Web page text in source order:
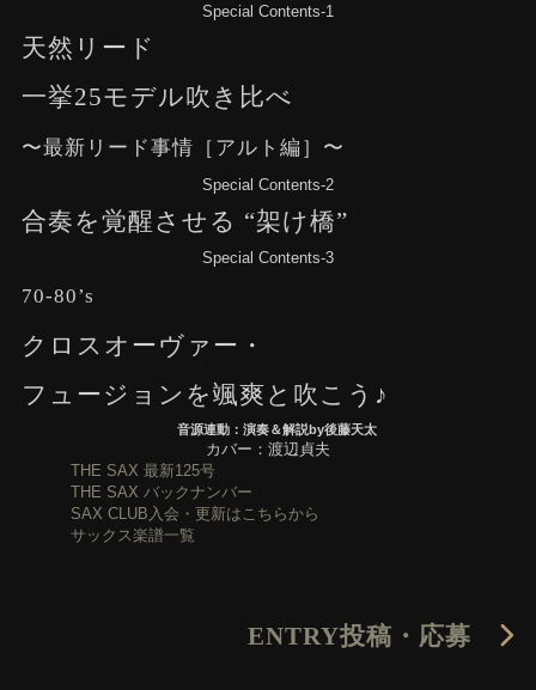
Special Contents-1
天然リード
一挙25モデル吹き比べ
〜最新リード事情［アルト編］〜
Special Contents-2
合奏を覚醒させる “架け橋”
Special Contents-3
70-80’s
クロスオーヴァー・
フュージョンを颯爽と吹こう♪
音源連動：演奏＆解説by後藤天太
カバー：渡辺貞夫
THE SAX 最新125号
THE SAX バックナンバー
SAX CLUB入会・更新はこちらから
サックス楽譜一覧
ENTRY投稿・応募